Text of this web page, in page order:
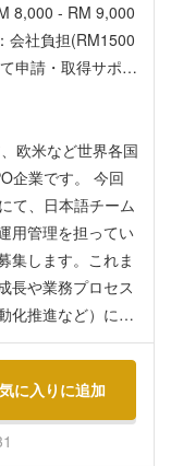
8,000 - RM 9,000
会社負担(RM1500
申請・取得サポー
、歯科医は年RM2
給なし。会社・部
に基づき決定。 ※
す
欧米など世界各国
企業です。 今回
て、日本語チーム
用管理を担ってい
集します。これま
長や業務プロセス
化推進など）に携
ポジションです。
・マネジメント業
カルチームおよび
定期的なフィード
を支援する。 - オ
に入りに追加